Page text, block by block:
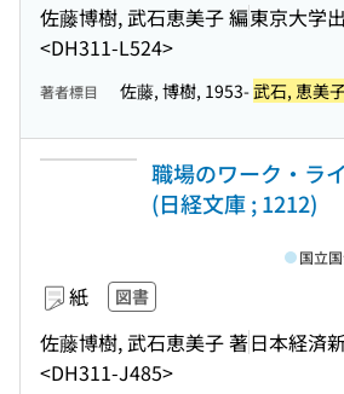
佐藤博樹, 武石恵美子 編東京大学
<DH311-L524>
著者標目 佐藤, 博樹, 1953-武石, 恵美
職場のワーク・ラ
(日経文庫 ; 1212)
紙 図書
佐藤博樹, 武石恵美子 著日本経済
<DH311-J485>
国立